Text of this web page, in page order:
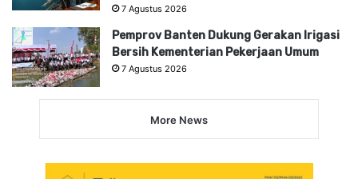
7 Agustus 2026
Pemprov Banten Dukung Gerakan Irigasi
Bersih Kementerian Pekerjaan Umum
7 Agustus 2026
More News